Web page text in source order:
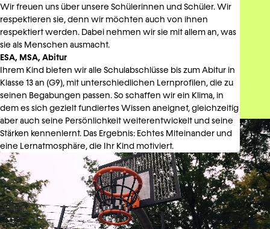
Wir freuen uns über unsere Schülerinnen und Schüler. Wir
respektieren sie, denn wir möchten auch von ihnen
respektiert werden. Dabei nehmen wir sie mit allem an, was
sie als Menschen ausmacht.
ESA, MSA, Abitur
Ihrem Kind bieten wir alle Schulabschlüsse bis zum Abitur in
Klasse 13 an (G9), mit unterschiedlichen Lernprofilen, die zu
seinen Begabungen passen. So schaffen wir ein Klima, in
dem es sich gezielt fundiertes Wissen aneignet, gleichzeitig
aber auch seine Persönlichkeit weiterentwickelt und seine
Stärken kennenlernt. Das Ergebnis: Echtes Miteinander und
eine Lernatmosphäre, die Ihr Kind motiviert.